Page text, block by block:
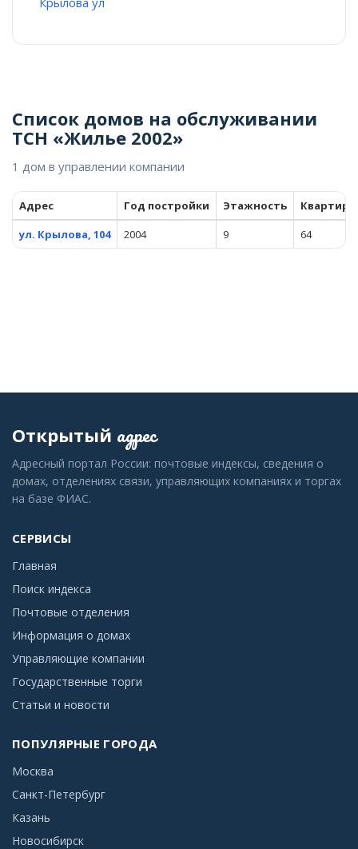
Список домов на обслуживании
ТСН «Жилье 2002»
1 дом в управлении компании
Адрес Год постройки Этажность
Квартиры
ул. Крылова, 104
2004 9 64
Открытый адрес
Адресный портал России: почтовые индексы, сведения о
домах, отделениях связи, управляющих компаниях и торгах
на базе ФИАС.
СЕРВИСЫ
Главная
Поиск индекса
Почтовые отделения
Информация о домах
Управляющие компании
Государственные торги
Статьи и новости
ПОПУЛЯРНЫЕ ГОРОДА
Москва
Санкт-Петербург
Казань
Новосибирск